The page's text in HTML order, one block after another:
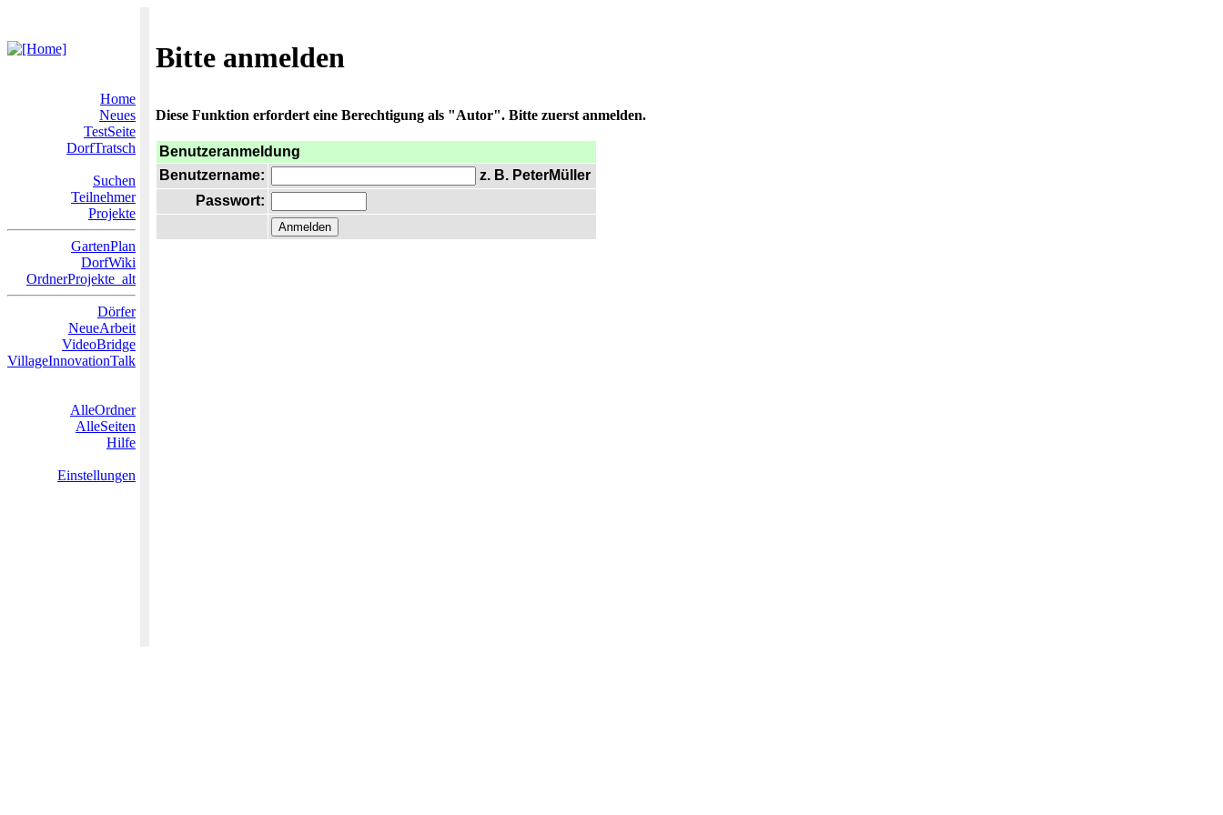
Bitte anmelden
Home
Neues
TestSeite
DorfTratsch
Suchen
Teilnehmer
Projekte
GartenPlan
DorfWiki
OrdnerProjekte_alt
Dörfer
NeueArbeit
VideoBridge
VillageInnovationTalk
AlleOrdner
AlleSeiten
Hilfe
Einstellungen
Diese Funktion erfordert eine Berechtigung als "Autor". Bitte zuerst anmelden.
Benutzeranmeldung
Benutzername:
z. B. PeterMüller
Passwort: